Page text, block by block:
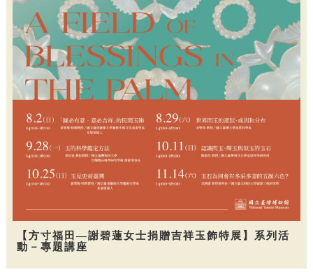
【方寸福田—謝碧蓮女士捐贈吉祥玉飾特展】系列活
動－專題講座